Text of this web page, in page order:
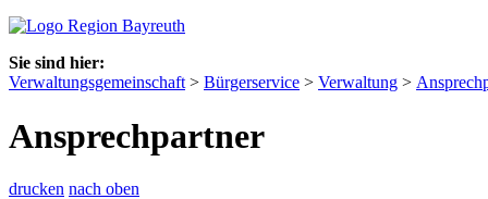
Sie sind hier:
Verwaltungsgemeinschaft > Bürgerservice > Verwaltung >
Ansprechpartner
drucken nach oben